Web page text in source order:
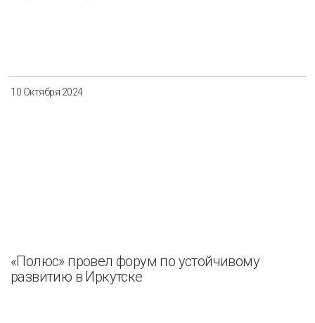
10 Октября 2024
«Полюс» провел форум по устойчивому
развитию в Иркутске